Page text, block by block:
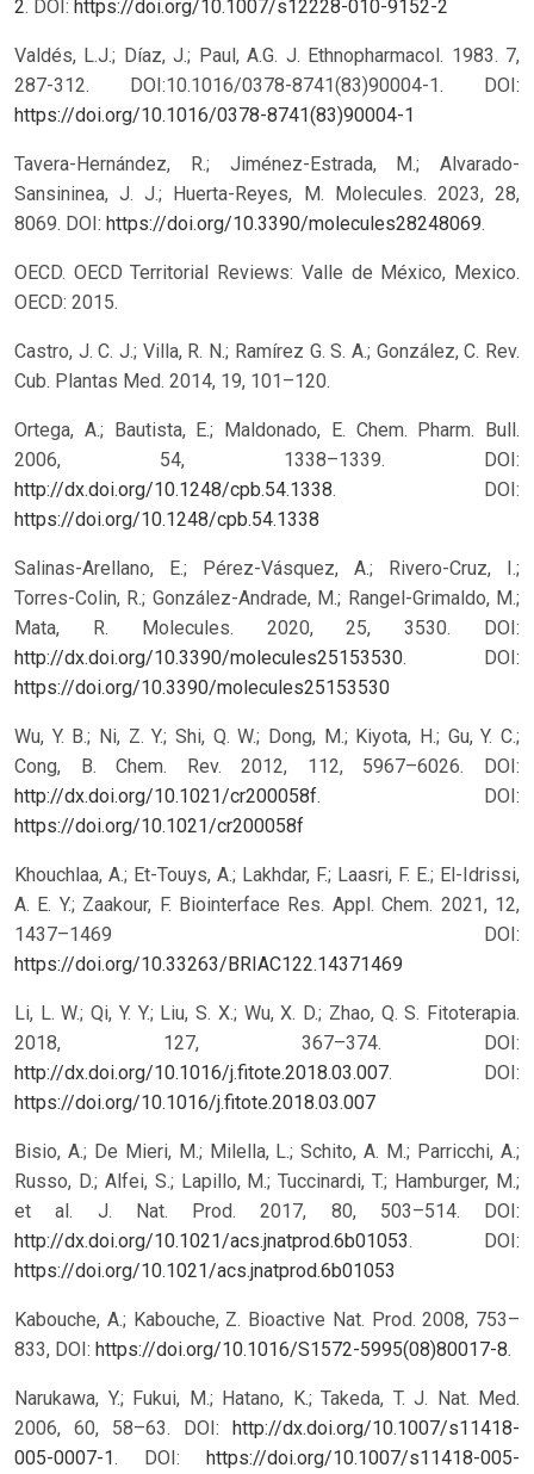
2. DOI: https://doi.org/10.1007/s12228-010-9152-2
Valdés, L.J.; Díaz, J.; Paul, A.G. J. Ethnopharmacol. 1983. 7,
287-312. DOI:10.1016/0378-8741(83)90004-1. DOI:
https://doi.org/10.1016/0378-8741(83)90004-1
Tavera-Hernández, R.; Jiménez-Estrada, M.; Alvarado-
Sansininea, J. J.; Huerta-Reyes, M. Molecules. 2023, 28,
8069. DOI: https://doi.org/10.3390/molecules28248069.
OECD. OECD Territorial Reviews: Valle de México, Mexico.
OECD: 2015.
Castro, J. C. J.; Villa, R. N.; Ramírez G. S. A.; González, C. Rev.
Cub. Plantas Med. 2014, 19, 101–120.
Ortega, A.; Bautista, E.; Maldonado, E. Chem. Pharm. Bull.
2006, 54, 1338–1339. DOI:
http://dx.doi.org/10.1248/cpb.54.1338. DOI:
https://doi.org/10.1248/cpb.54.1338
Salinas-Arellano, E.; Pérez-Vásquez, A.; Rivero-Cruz, I.;
Torres-Colin, R.; González-Andrade, M.; Rangel-Grimaldo, M.;
Mata, R. Molecules. 2020, 25, 3530. DOI:
http://dx.doi.org/10.3390/molecules25153530. DOI:
https://doi.org/10.3390/molecules25153530
Wu, Y. B.; Ni, Z. Y.; Shi, Q. W.; Dong, M.; Kiyota, H.; Gu, Y. C.;
Cong, B. Chem. Rev. 2012, 112, 5967–6026. DOI:
http://dx.doi.org/10.1021/cr200058f. DOI:
https://doi.org/10.1021/cr200058f
Khouchlaa, A.; Et-Touys, A.; Lakhdar, F.; Laasri, F. E.; El-Idrissi,
A. E. Y.; Zaakour, F. Biointerface Res. Appl. Chem. 2021, 12,
1437–1469 DOI:
https://doi.org/10.33263/BRIAC122.14371469
Li, L. W.; Qi, Y. Y.; Liu, S. X.; Wu, X. D.; Zhao, Q. S. Fitoterapia.
2018, 127, 367–374. DOI:
http://dx.doi.org/10.1016/j.fitote.2018.03.007. DOI:
https://doi.org/10.1016/j.fitote.2018.03.007
Bisio, A.; De Mieri, M.; Milella, L.; Schito, A. M.; Parricchi, A.;
Russo, D.; Alfei, S.; Lapillo, M.; Tuccinardi, T.; Hamburger, M.;
et al. J. Nat. Prod. 2017, 80, 503–514. DOI:
http://dx.doi.org/10.1021/acs.jnatprod.6b01053. DOI:
https://doi.org/10.1021/acs.jnatprod.6b01053
Kabouche, A.; Kabouche, Z. Bioactive Nat. Prod. 2008, 753–
833, DOI: https://doi.org/10.1016/S1572-5995(08)80017-8.
Narukawa, Y.; Fukui, M.; Hatano, K.; Takeda, T. J. Nat. Med.
2006, 60, 58–63. DOI: http://dx.doi.org/10.1007/s11418-
005-0007-1. DOI: https://doi.org/10.1007/s11418-005-